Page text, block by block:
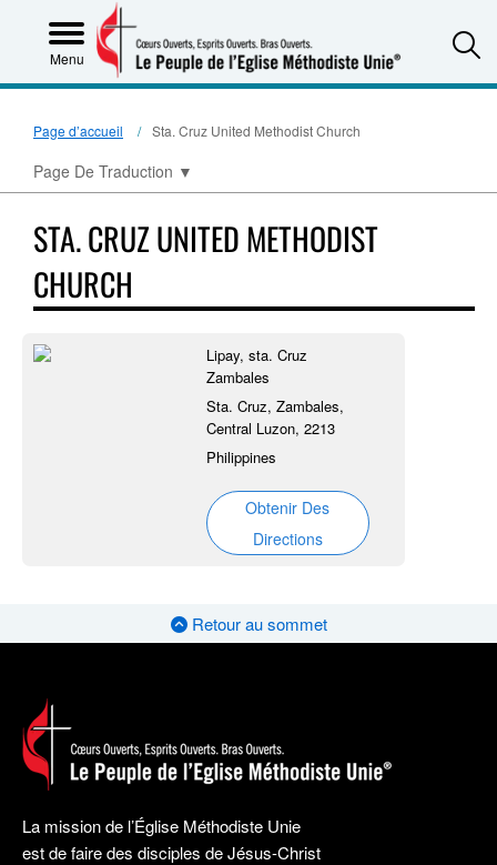
Menu
Page d’accueil Sta. Cruz United Methodist Church
Page De Traduction ▼
STA. CRUZ UNITED METHODIST
CHURCH
Lipay, sta. Cruz
Zambales
Sta. Cruz, Zambales,
Central Luzon, 2213
Philippines
Obtenir Des
Directions
Retour au sommet
La mission de l’Église Méthodiste Unie
est de faire des disciples de Jésus-Christ